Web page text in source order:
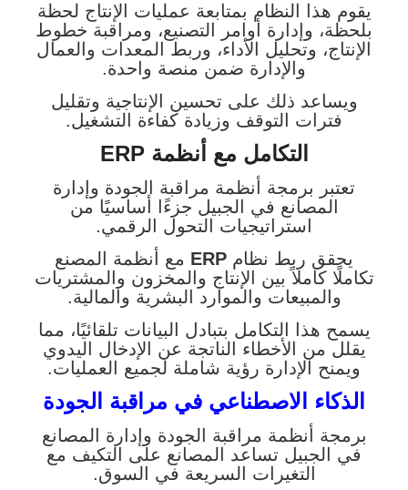
يقوم هذا النظام بمتابعة عمليات الإنتاج لحظة
بلحظة، وإدارة أوامر التصنيع، ومراقبة خطوط
الإنتاج، وتحليل الأداء، وربط المعدات والعمال
والإدارة ضمن منصة واحدة.
ويساعد ذلك على تحسين الإنتاجية وتقليل
فترات التوقف وزيادة كفاءة التشغيل.
التكامل مع أنظمة ERP
تعتبر برمجة أنظمة مراقبة الجودة وإدارة
المصانع في الجبيل جزءًا أساسيًا من
استراتيجيات التحول الرقمي.
يحقق ربط نظام ERP مع أنظمة المصنع
تكاملًا كاملاً بين الإنتاج والمخزون والمشتريات
والمبيعات والموارد البشرية والمالية.
يسمح هذا التكامل بتبادل البيانات تلقائيًا، مما
يقلل من الأخطاء الناتجة عن الإدخال اليدوي
ويمنح الإدارة رؤية شاملة لجميع العمليات.
الذكاء الاصطناعي في مراقبة الجودة
برمجة أنظمة مراقبة الجودة وإدارة المصانع
في الجبيل تساعد المصانع على التكيف مع
التغيرات السريعة في السوق.